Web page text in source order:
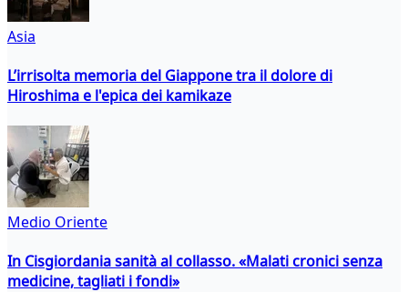
Asia
L’irrisolta memoria del Giappone tra il dolore di
Hiroshima e l'epica dei kamikaze
Medio Oriente
In Cisgiordania sanità al collasso. «Malati cronici senza
medicine, tagliati i fondi»